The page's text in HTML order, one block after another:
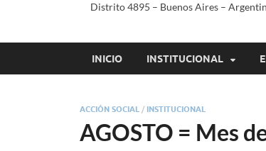
Distrito 4895 – Buenos Aires –
INICIO INSTITUCIONAL
ACCIÓN SOCIAL / INSTITUCIONAL
AGOSTO = Mes